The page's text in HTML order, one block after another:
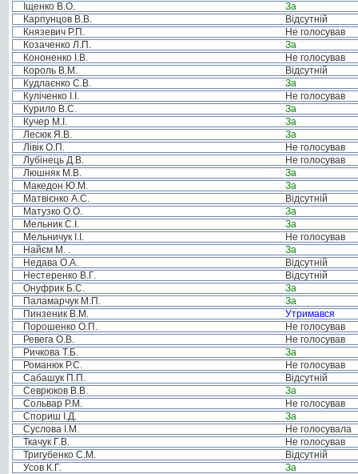
Іщенко В.О.
За
Карпунцов В.В.
Відсутній
Князевич Р.П.
Не голосував
Козаченко Л.П.
За
Кононенко І.В.
Не голосував
Король В.М.
Відсутній
Кудлаєнко С.В.
За
Куліченко І.І.
Не голосував
Курило В.С.
За
Кучер М.І.
За
Лесюк Я.В.
За
Лівік О.П.
Не голосував
Лубінець Д.В.
Не голосував
Люшняк М.В.
За
Македон Ю.М.
За
Матвієнко А.С.
Відсутній
Матузко О.О.
За
Мельник С.І.
За
Мельничук І.І.
Не голосував
Найєм М. .
За
Недава О.А.
Відсутній
Нестеренко В.Г.
Відсутній
Онуфрик Б.С.
За
Паламарчук М.П.
За
Пинзеник В.М.
Утримався
Порошенко О.П.
Не голосував
Ревега О.В.
Не голосував
Ричкова Т.Б.
За
Романюк Р.С.
Не голосував
Сабашук П.П.
Відсутній
Севрюков В.В.
За
Сольвар Р.М.
Не голосував
Спориш І.Д.
За
Суслова І.М.
Не голосувала
Ткачук Г.В.
Не голосував
Тригубенко С.М.
Відсутній
Усов К.Г.
За